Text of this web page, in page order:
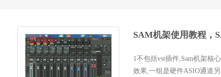
SAM机架使用教程，
1不包括vst插件,Sam机架核
效果,一组是硬件ASIO通道